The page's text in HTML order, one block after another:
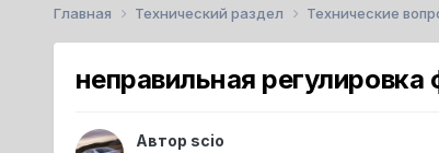
Главная Технический раздел Технические
неправильная регулировка
Автор scio